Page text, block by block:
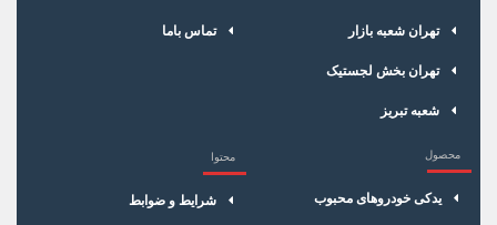
تهران شعبه بازار
تهران بخش لجستیک
شعبه تبریز
تماس باما
محصول
یدکی خودروهای محبوب
محتوا
شرایط و ضوابط